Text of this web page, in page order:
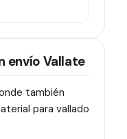
envío Vallate
también
para vallado